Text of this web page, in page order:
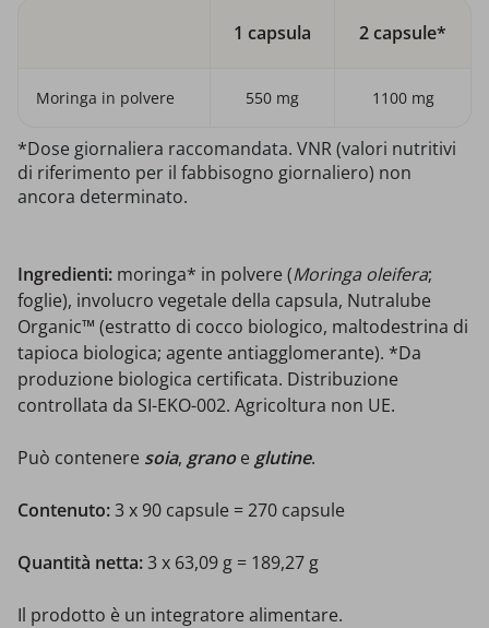
1 capsula 2 capsule*
Moringa in polvere 550 mg 1100 mg
*Dose giornaliera raccomandata. VNR (valori nutritivi
di riferimento per il fabbisogno giornaliero) non
ancora determinato.
Ingredienti: moringa* in polvere (Moringa oleifera;
foglie), involucro vegetale della capsula, Nutralube
Organic™ (estratto di cocco biologico, maltodestrina di
tapioca biologica; agente antiagglomerante). *Da
produzione biologica certificata. Distribuzione
controllata da SI-EKO-002. Agricoltura non UE.
Può contenere soia, granoe glutine.
Contenuto:3 x 90 capsule = 270 capsule
Quantità netta:3 x 63,09 g = 189,27 g
Il prodotto è un integratore alimentare.